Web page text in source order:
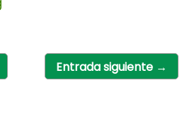
Entrada siguiente →